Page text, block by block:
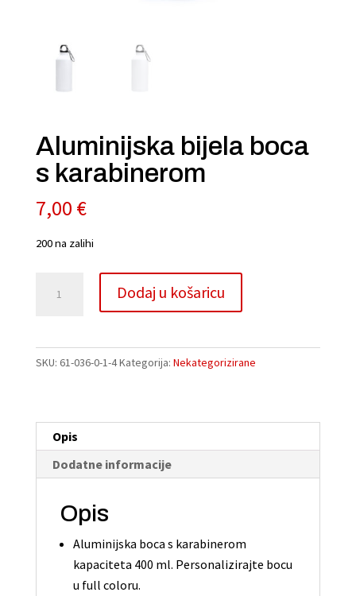
Aluminijska bijela boca
s karabinerom
7,00 €
200 na zalihi
bijela
karabinerom
Dodaj u košaricu
r
t
e
SKU: 61-036-0-1-4Kategorija: Nekategorizirane
Opis
Dodatne informacije
Opis
Aluminijska boca s karabinerom
kapaciteta 400 ml. Personalizirajte bocu
u full coloru.